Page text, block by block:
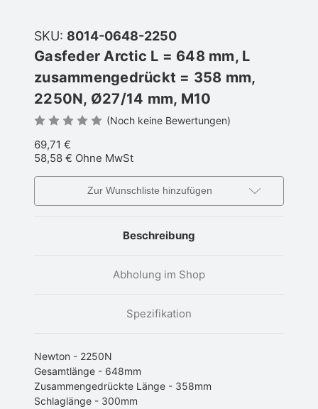
SKU: 8014-0648-2250
Gasfeder Arctic L = 648 mm, L
zusammengedrückt = 358 mm,
2250N, Ø27/14 mm, M10
(Noch keine Bewertungen)
69,71 €
58,58 € Ohne MwSt
Zur Wunschliste hinzufügen
Beschreibung
Abholung im Shop
Spezifikation
Newton - 2250N
Gesamtlänge - 648mm
Zusammengedrückte Länge - 358mm
Schlaglänge - 300mm